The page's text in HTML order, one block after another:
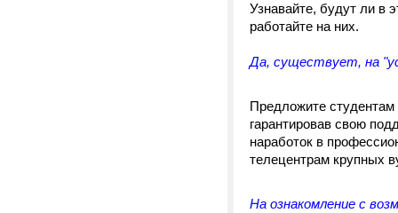
Узнавайте, будут ли в
работайте на них.
Да, существует, на
Предложите студентам
гарантировав свою
наработок в
телецентрам крупных
На ознакомление с